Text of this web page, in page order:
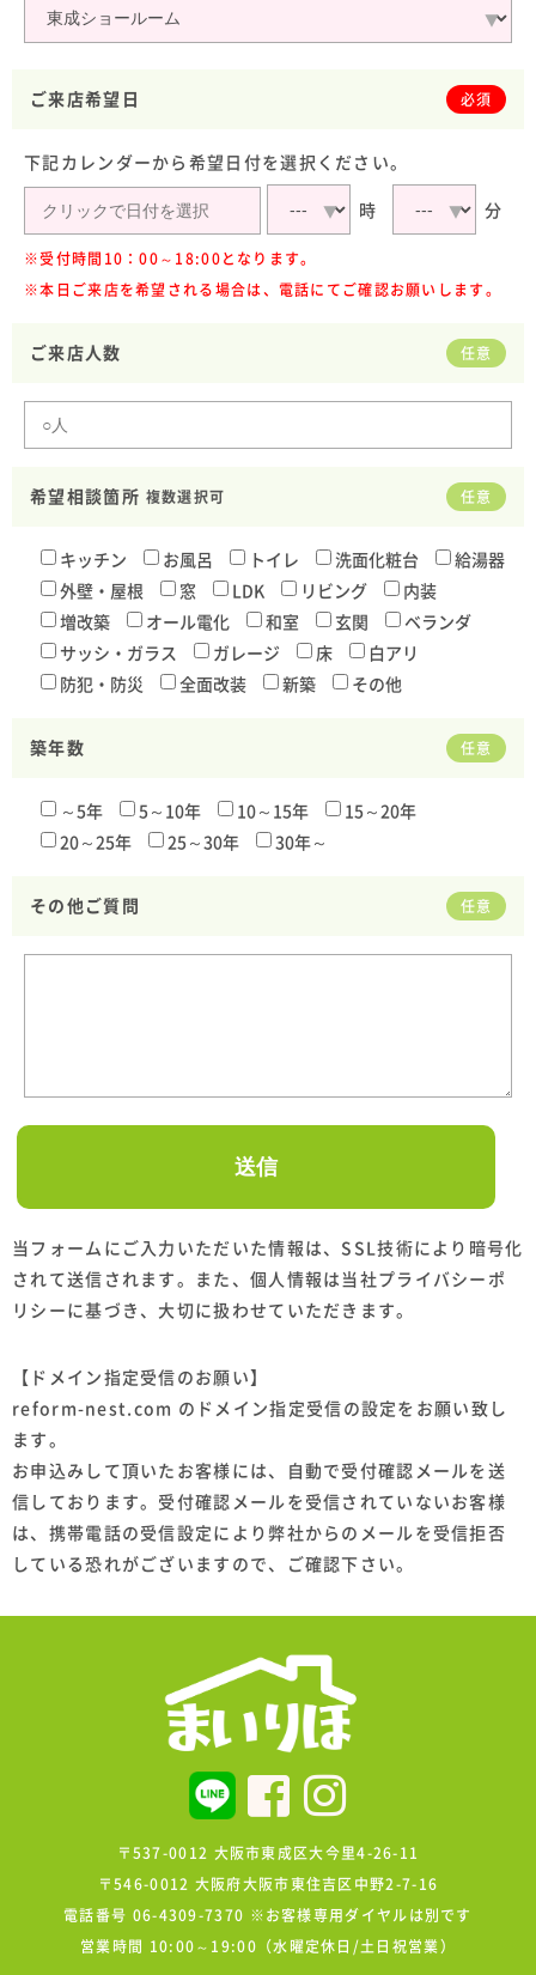
ご来店希望日 必須
下記カレンダーから希望日付を選択ください。
時 分
※受付時間10：00～18:00となります。
※本日ご来店を希望される場合は、電話にてご確認お願いします。
ご来店人数 任意
希望相談箇所 複数選択可 任意
キッチン お風呂 トイレ 洗面化粧台
給湯器
外壁・屋根
窓 LDK リビング
内装
増改築
オール電化 和室 玄関
ベランダ
サッシ・ガラス
ガレージ 床
白アリ
防犯・防災
全面改装 新築 その他
築年数 任意
～5年 5～10年 10～15年
15～20年
20～25年
25～30年 30年～
その他ご質問 任意
当フォームにご入力いただいた情報は、SSL技術により暗号化
されて送信されます。また、個人情報は当社プライバシーポ
リシーに基づき、大切に扱わせていただきます。
【ドメイン指定受信のお願い】
reform-nest.com のドメイン指定受信の設定をお願い致し
ます。
お申込みして頂いたお客様には、自動で受付確認メールを送
信しております。受付確認メールを受信されていないお客様
は、携帯電話の受信設定により弊社からのメールを受信拒否
している恐れがございますので、ご確認下さい。
〒537-0012 大阪市東成区大今里4-26-11
〒546-0012 大阪府大阪市東住吉区中野2-7-16
電話番号 06-4309-7370 ※お客様専用ダイヤルは別です
営業時間 10:00～19:00（水曜定休日/土日祝営業）